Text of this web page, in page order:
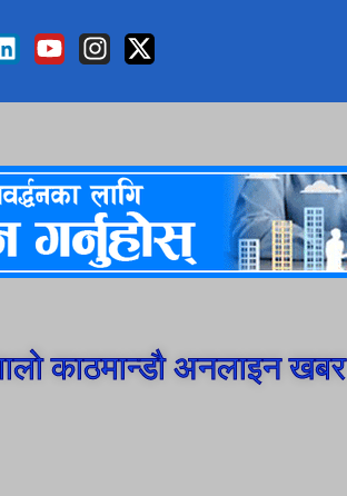
काठमान्डौ अनलाइन खबर